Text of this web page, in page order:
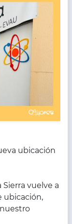
ubicación
vuelve a
ubicación,